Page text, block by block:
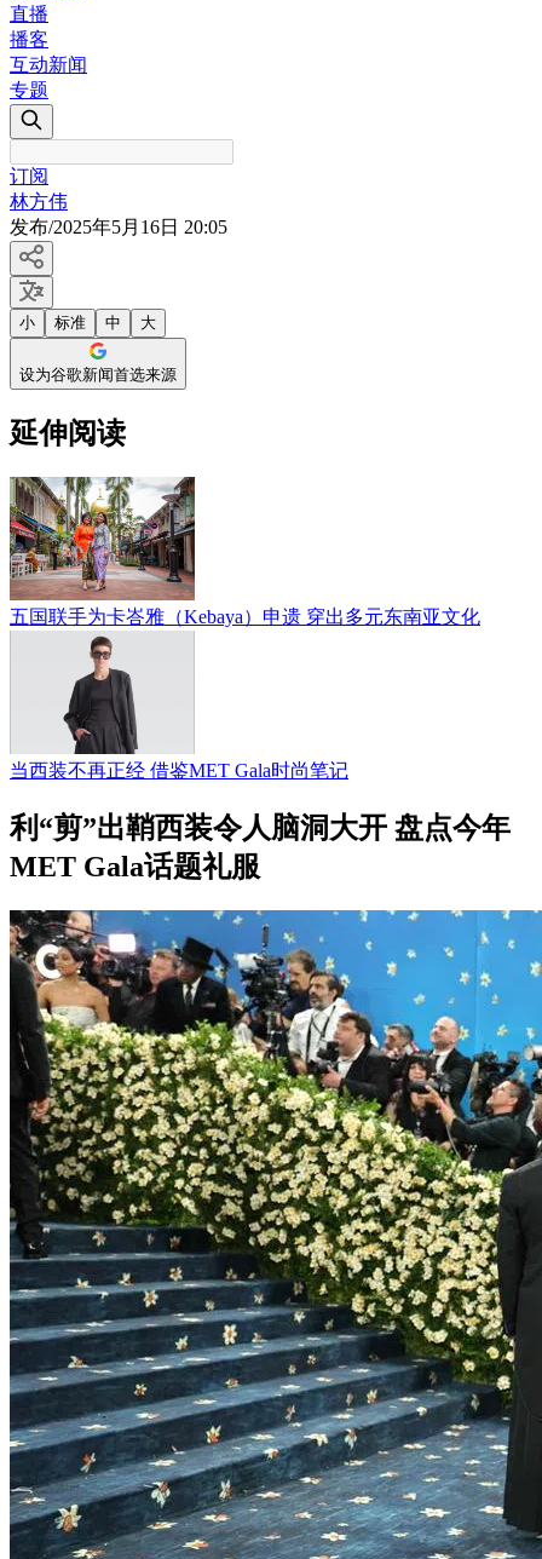
直播
播客
互动新闻
专题
订阅
林方伟
发布/2025年5月16日 20:05
小 标准 中 大
设为谷歌新闻首选来源
延伸阅读
五国联手为卡峇雅（Kebaya）申遗 穿出多元东南亚文化
当西装不再正经 借鉴MET Gala时尚笔记
利“剪”出鞘西装令人脑洞大开 盘点今年
MET Gala话题礼服